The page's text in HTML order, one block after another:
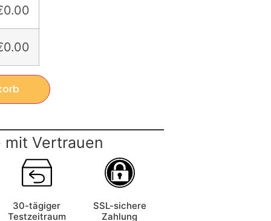
mit Vertrauen
30-tägiger
Testzeitraum
SSL-sichere
Zahlung